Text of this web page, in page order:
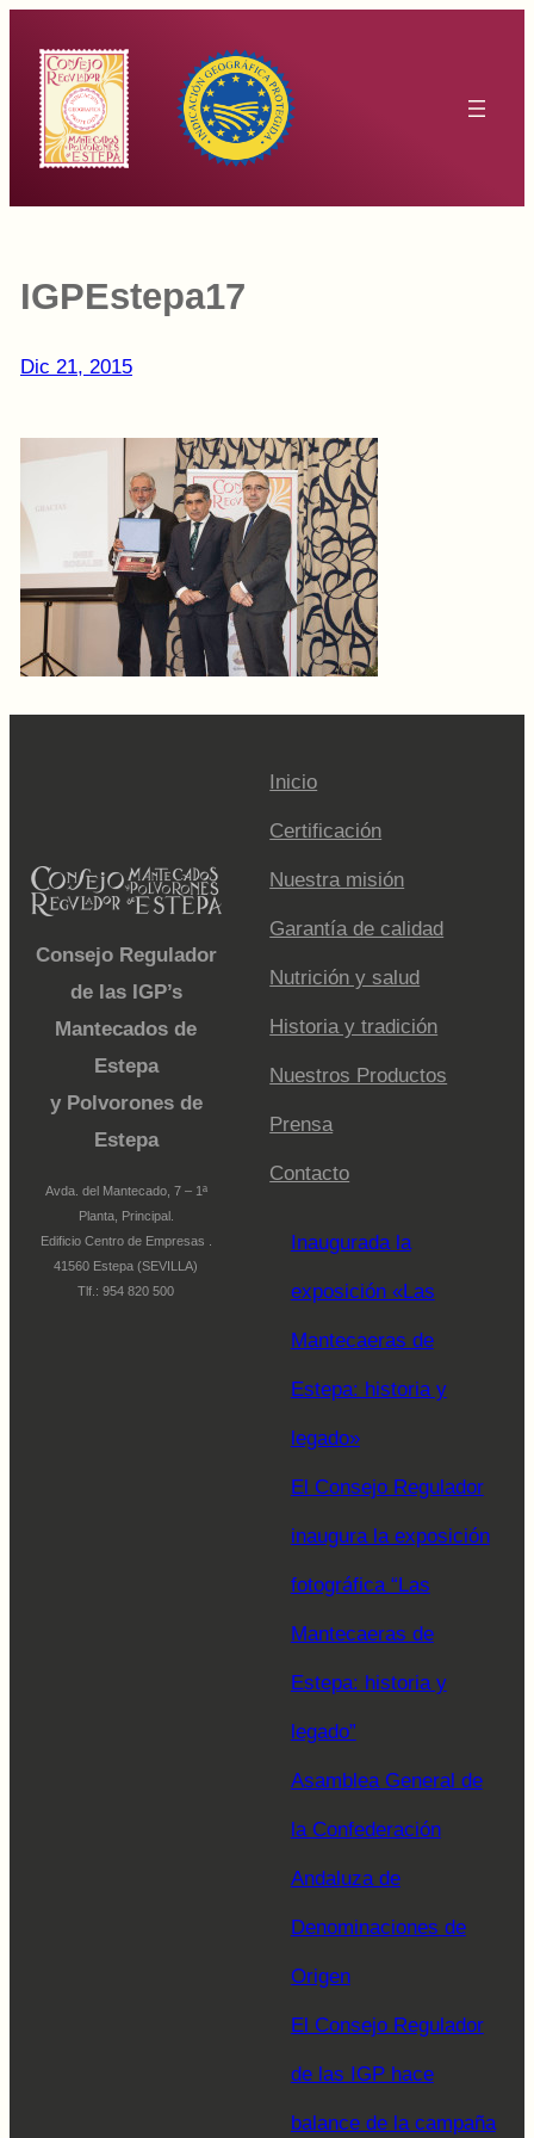
contenido
IGPEstepa17
Dic 21, 2015
Consejo Regulador
de las IGP’s
Mantecados de
Estepa
y Polvorones de
Estepa
Avda. del Mantecado, 7 – 1ª
Planta, Principal.
Edificio Centro de Empresas .
41560 Estepa (SEVILLA)
Tlf.: 954 820 500
Inicio
Certificación
Nuestra misión
Garantía de calidad
Nutrición y salud
Historia y tradición
Nuestros Productos
Prensa
Contacto
Inaugurada la
exposición «Las
Mantecaeras de
Estepa: historia y
legado»
El Consejo Regulador
inaugura la exposición
fotográfica “Las
Mantecaeras de
Estepa: historia y
legado”
Asamblea General de
la Confederación
Andaluza de
Denominaciones de
Origen
El Consejo Regulador
de las IGP hace
balance de la campaña